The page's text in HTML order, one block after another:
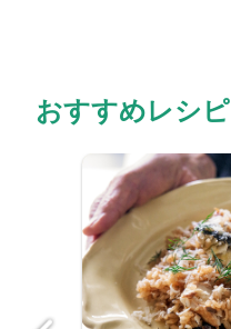
おすすめレシピ